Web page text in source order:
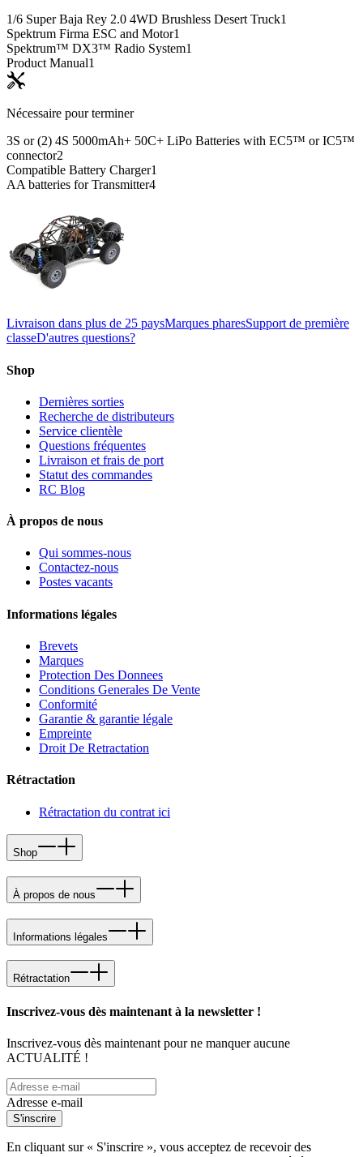
1/6 Super Baja Rey 2.0 4WD Brushless Desert Truck1
Spektrum Firma ESC and Motor1
Spektrum™ DX3™ Radio System1
Product Manual1
Nécessaire pour terminer
3S or (2) 4S 5000mAh+ 50C+ LiPo Batteries with EC5™ or IC5™
connector2
Compatible Battery Charger1
AA batteries for Transmitter4
Livraison dans plus de 25 paysMarques pharesSupport de première
classeD'autres questions?
Shop
Dernières sorties
Recherche de distributeurs
Service clientèle
Questions fréquentes
Livraison et frais de port
Statut des commandes
RC Blog
À propos de nous
Qui sommes-nous
Contactez-nous
Postes vacants
Informations légales
Brevets
Marques
Protection Des Donnees
Conditions Generales De Vente
Conformité
Garantie & garantie légale
Empreinte
Droit De Retractation
Rétractation
Rétractation du contrat ici
Shop
À propos de nous
Informations légales
Rétractation
Inscrivez-vous dès maintenant à la newsletter !
Inscrivez-vous dès maintenant pour ne manquer aucune
ACTUALITÉ !
Adresse e-mail
S'inscrire
En cliquant sur « S'inscrire », vous acceptez de recevoir des